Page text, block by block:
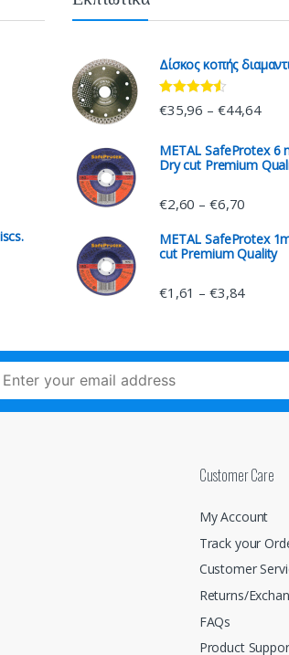
Δίσκος κοπής
Rated4.33
out of 5
€35,96 – €44,64
METAL SafeProtex 6
Dry cut Premium
€2,60 – €6,70
METAL SafeProtex
cut Premium Quality
€1,61 – €3,84
Customer Care
My Account
Track your
Customer
Returns/
FAQs
Product